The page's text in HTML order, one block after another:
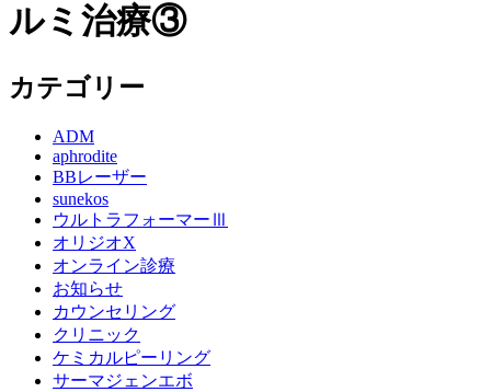
ルミ治療③
カテゴリー
ADM
aphrodite
BBレーザー
sunekos
ウルトラフォーマーⅢ
オリジオX
オンライン診療
お知らせ
カウンセリング
クリニック
ケミカルピーリング
サーマジェンエボ